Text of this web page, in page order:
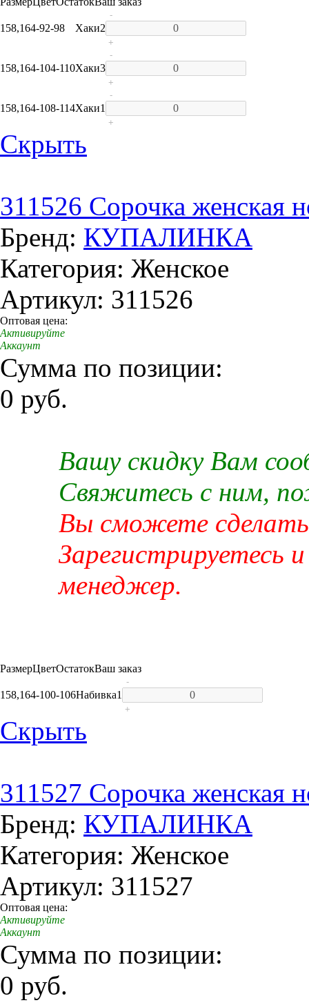
158,164-92-98 Хаки2
-
+
158,164-104-110Хаки3
-
+
158,164-108-114Хаки1
-
+
Скрыть
311526 Сорочка женская
Бренд: КУПАЛИНКА
Категория: Женское
Артикул: 311526
Оптовая цена:
Активируйте
Аккаунт
Сумма по позиции:
0 руб.
Вашу скидку Вам
Свяжитесь с ним,
Вы сможете сделать
Зарегистрируетесь
менеджер.
РазмерЦветОстатокВаш заказ
158,164-100-106Набивка1
-
+
Скрыть
311527 Сорочка женская
Бренд: КУПАЛИНКА
Категория: Женское
Артикул: 311527
Оптовая цена:
Активируйте
Аккаунт
Сумма по позиции:
0 руб.